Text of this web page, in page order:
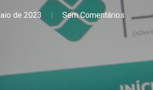
de 2023 Sem Comentários